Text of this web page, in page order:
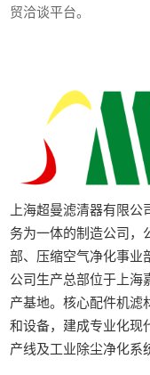
贸洽谈平台。
上海超曼滤清器有限
务为一体的制造公司，
部、压缩空气净化事业
公司生产总部位于上海
产基地。核心配件机滤
和设备，建成专业化现
产线及工业除尘净化系